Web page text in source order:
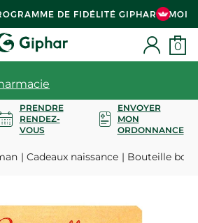
DE FIDÉLITÉ GIPHAR & MOI
0
PRENDRE
RENDEZ-
VOUS
ENVOYER
MON
ORDONNANCE
Cadeaux naissance Bouteille